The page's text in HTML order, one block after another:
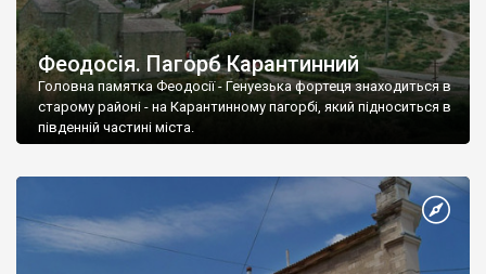
Феодосія. Пагорб Карантинний
Головна памятка Феодосії - Генуезька фортеця знаходиться в
старому районі - на Карантинному пагорбі, який підноситься в
південній частині міста.